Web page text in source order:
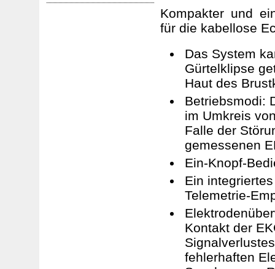
Kompakter und
für die kabellose
Das System
Gürtelklipse
Haut des
Betriebsmodi:
im Umkreis
Falle der
gemessenen
Ein-Knopf-
Ein
Telemetrie-
Kontakt der
fehlerhaften